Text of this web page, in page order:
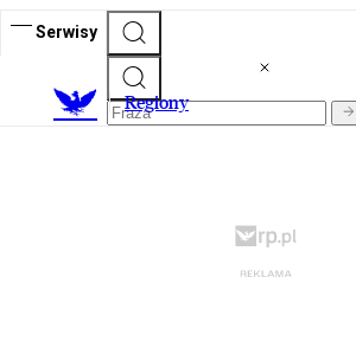
Serwisy
Regiony